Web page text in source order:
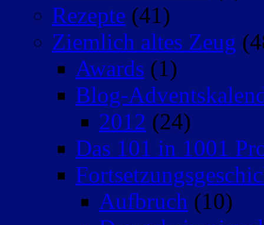
Rezepte (41)
Ziemlich altes Zeug
Awards (1)
Blog-
2012 (24)
Das 101 in 1001
Aufbruch (10)